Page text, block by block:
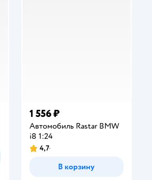
1 556 ₽
Автомобиль Rastar BMW
i8 1:24
Рейтинг:
4,7
В корзину